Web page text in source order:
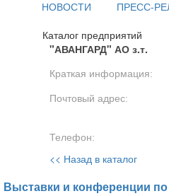
НОВОСТИ ПРЕСС-
Каталог предприятий
"АВАНГАРД" АО з.т.
Краткая информация:
Почтовый адрес:
Телефон:
<< Назад в каталог
Выставки и конференции